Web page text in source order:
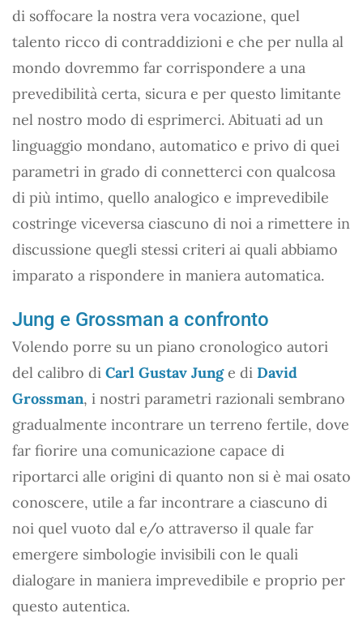
di soffocare la nostra vera vocazione, quel
talento ricco di contraddizioni e che per nulla al
mondo dovremmo far corrispondere a una
prevedibilità certa, sicura e per questo limitante
nel nostro modo di esprimerci. Abituati ad un
linguaggio mondano, automatico e privo di quei
parametri in grado di connetterci con qualcosa
di più intimo, quello analogico e imprevedibile
costringe viceversa ciascuno di noi a rimettere in
discussione quegli stessi criteri ai quali abbiamo
imparato a rispondere in maniera automatica.
Jung e Grossman a confronto
Volendo porre su un piano cronologico autori
del calibro di Carl Gustav Junge di David
Grossman, i nostri parametri razionali sembrano
gradualmente incontrare un terreno fertile, dove
far fiorire una comunicazione capace di
riportarci alle origini di quanto non si è mai osato
conoscere, utile a far incontrare a ciascuno di
noi quel vuoto dal e/o attraverso il quale far
emergere simbologie invisibili con le quali
dialogare in maniera imprevedibile e proprio per
questo autentica.